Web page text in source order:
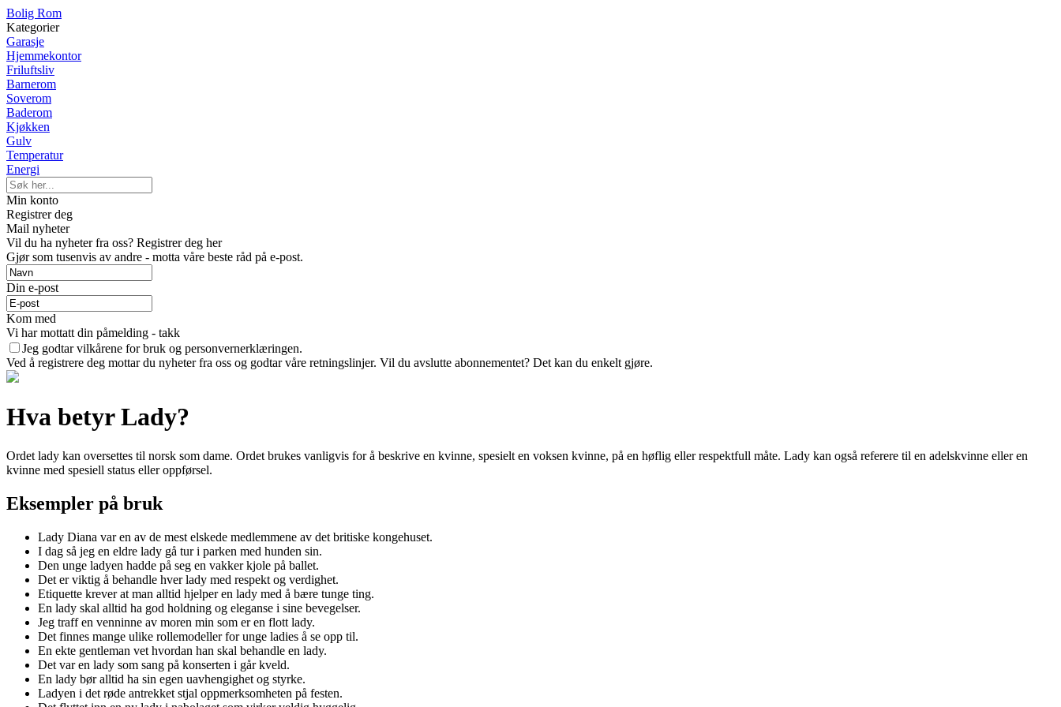
Bolig Rom
Kategorier
Garasje
Hjemmekontor
Friluftsliv
Barnerom
Soverom
Baderom
Kjøkken
Gulv
Temperatur
Energi
Min konto
Registrer deg
Mail nyheter
Vil du ha nyheter fra oss? Registrer deg her
Gjør som tusenvis av andre - motta våre beste råd på e-post.
Din e-post
Kom med
Vi har mottatt din påmelding - takk
Jeg godtar vilkårene for bruk og personvernerklæringen.
Ved å registrere deg mottar du nyheter fra oss og godtar våre retningslinjer. Vil du avslutte abonnementet? Det kan du enkelt gjøre.
Hva betyr Lady?
Ordet lady kan oversettes til norsk som dame. Ordet brukes vanligvis for å beskrive en kvinne, spesielt en voksen kvinne, på en høflig eller respektfull måte. Lady kan også referere til en adelskvinne eller en
kvinne med spesiell status eller oppførsel.
Eksempler på bruk
Lady Diana var en av de mest elskede medlemmene av det britiske kongehuset.
I dag så jeg en eldre lady gå tur i parken med hunden sin.
Den unge ladyen hadde på seg en vakker kjole på ballet.
Det er viktig å behandle hver lady med respekt og verdighet.
Etiquette krever at man alltid hjelper en lady med å bære tunge ting.
En lady skal alltid ha god holdning og eleganse i sine bevegelser.
Jeg traff en venninne av moren min som er en flott lady.
Det finnes mange ulike rollemodeller for unge ladies å se opp til.
En ekte gentleman vet hvordan han skal behandle en lady.
Det var en lady som sang på konserten i går kveld.
En lady bør alltid ha sin egen uavhengighet og styrke.
Ladyen i det røde antrekket stjal oppmerksomheten på festen.